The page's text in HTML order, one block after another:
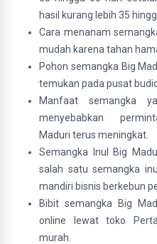
hasil kurang lebih 35
Cara menanam
mudah karena tahan
Pohon semangka Big
temukan pada pusat
Manfaat semangka
menyebabkan
Maduri terus meningkat.
Semangka Inul Big
salah satu semangka
mandiri bisnis berkebun
Bibit semangka Big
online lewat toko
murah.